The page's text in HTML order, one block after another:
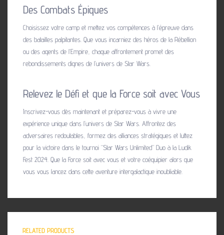
Des Combats Épiques
Choisissez votre camp et mettez vos compétences à l’épreuve dans
des batailles palpitantes. Que vous incarniez des héros de la Rébellion
ou des agents de l’Empire, chaque affrontement promet des
rebondissements dignes de l’univers de Star Wars.
Relevez le Défi et que la Force soit avec Vous
Inscrivez-vous dès maintenant et préparez-vous à vivre une
expérience unique dans l’univers de Star Wars. Affrontez des
adversaires redoutables, formez des alliances stratégiques et luttez
pour la victoire dans le tournoi “Star Wars Unlimited” Duo à la Ludik
Fest 2024. Que la Force soit avec vous et votre coéquipier alors que
vous vous lancez dans cette aventure intergalactique inoubliable.
RELATED PRODUCTS